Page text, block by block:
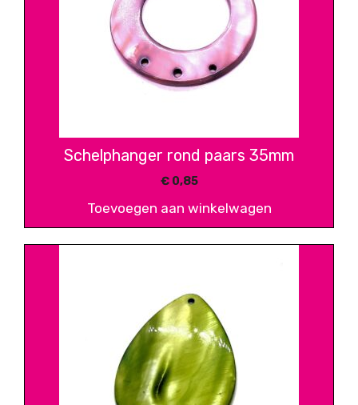
Schelphanger rond paars 35mm
€0,85
Toevoegen aan winkelwagen